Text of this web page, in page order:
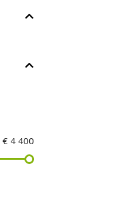
€ 4 400